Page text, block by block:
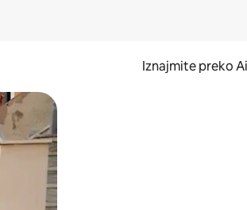
Iznajmite preko